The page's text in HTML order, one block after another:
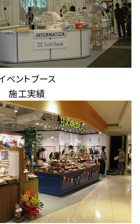
ベントブース
施工実績